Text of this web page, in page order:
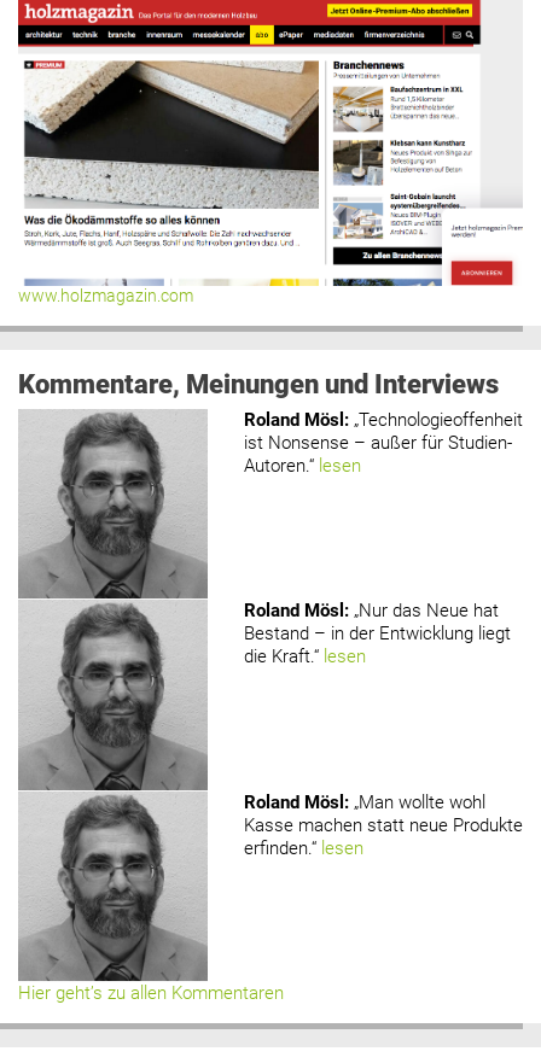
www.holzmagazin.com
Kommentare, Meinungen und Interviews
Roland Mösl : „Technologieoffenheit
ist Nonsense – außer für Studien-
Autoren.“ lesen
Roland Mösl : „Nur das Neue hat
Bestand – in der Entwicklung liegt
die Kraft.“ lesen
Roland Mösl : „Man wollte wohl
Kasse machen statt neue Produkte
erfinden.“ lesen
Hier geht’s zu allen Kommentaren